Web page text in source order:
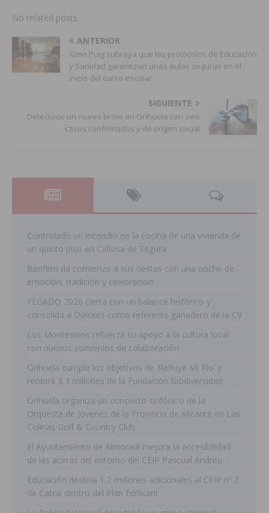
No related posts.
ANTERIOR
Ximo Puig subraya que los protocolos de Educación
y Sanidad garantizan unas aulas seguras en el
inicio del curso escolar
SIGUIENTE
Detectado un nuevo brote en Orihuela con seis
casos confirmados y de origen social
Controlado un incendio en la cocina de una vivienda de
un quinto piso en Callosa de Segura
Benferri da comienzo a sus fiestas con una noche de
emoción, tradición y celebración
FEGADO 2026 cierra con un balance histórico y
consolida a Dolores como referente ganadero de la CV
Los Montesinos refuerza su apoyo a la cultura local
con nuevos convenios de colaboración
Orihuela cumple los objetivos de ‘Refluye Mi Río’ y
recibirá 3,3 millones de la Fundación Biodiversidad
Orihuela organiza un concierto sinfónico de la
Orquesta de Jóvenes de la Provincia de Alicante en Las
Colinas Golf & Country Club
El Ayuntamiento de Almoradí mejora la accesibilidad
de las aceras del entorno del CEIP Pascual Andreu
Educación destina 1,2 millones adicionales al CEIP nº 2
de Catral dentro del Plan Edificant